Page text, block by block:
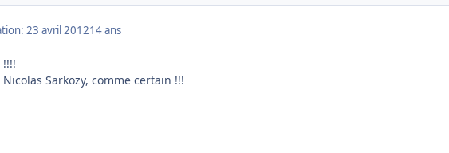
23 avril 201214 ans
!!!!
Nicolas Sarkozy, comme certain !!!